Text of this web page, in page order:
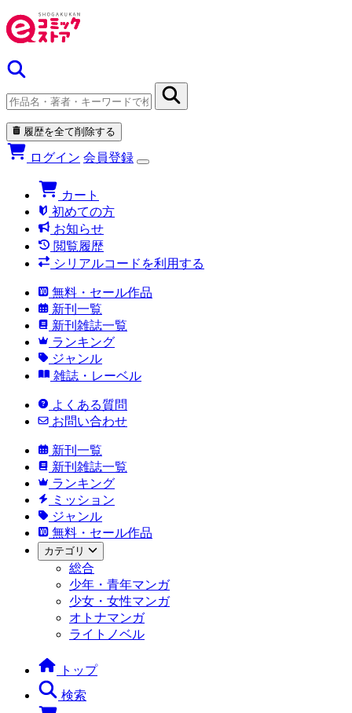
履歴を全て削除する
ログイン 会員登録
カート
初めての方
お知らせ
閲覧履歴
シリアルコードを利用する
無料・セール作品
新刊一覧
新刊雑誌一覧
ランキング
ジャンル
雑誌・レーベル
よくある質問
お問い合わせ
新刊一覧
新刊雑誌一覧
ランキング
ミッション
ジャンル
無料・セール作品
カテゴリ
総合
少年・青年マンガ
少女・女性マンガ
オトナマンガ
ライトノベル
トップ
検索